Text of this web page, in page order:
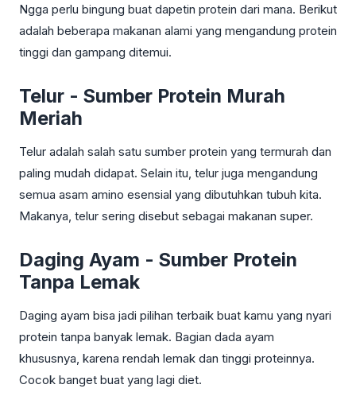
Ngga perlu bingung buat dapetin protein dari mana. Berikut
adalah beberapa makanan alami yang mengandung protein
tinggi dan gampang ditemui.
Telur - Sumber Protein Murah
Meriah
Telur adalah salah satu sumber protein yang termurah dan
paling mudah didapat. Selain itu, telur juga mengandung
semua asam amino esensial yang dibutuhkan tubuh kita.
Makanya, telur sering disebut sebagai makanan super.
Daging Ayam - Sumber Protein
Tanpa Lemak
Daging ayam bisa jadi pilihan terbaik buat kamu yang nyari
protein tanpa banyak lemak. Bagian dada ayam
khususnya, karena rendah lemak dan tinggi proteinnya.
Cocok banget buat yang lagi diet.